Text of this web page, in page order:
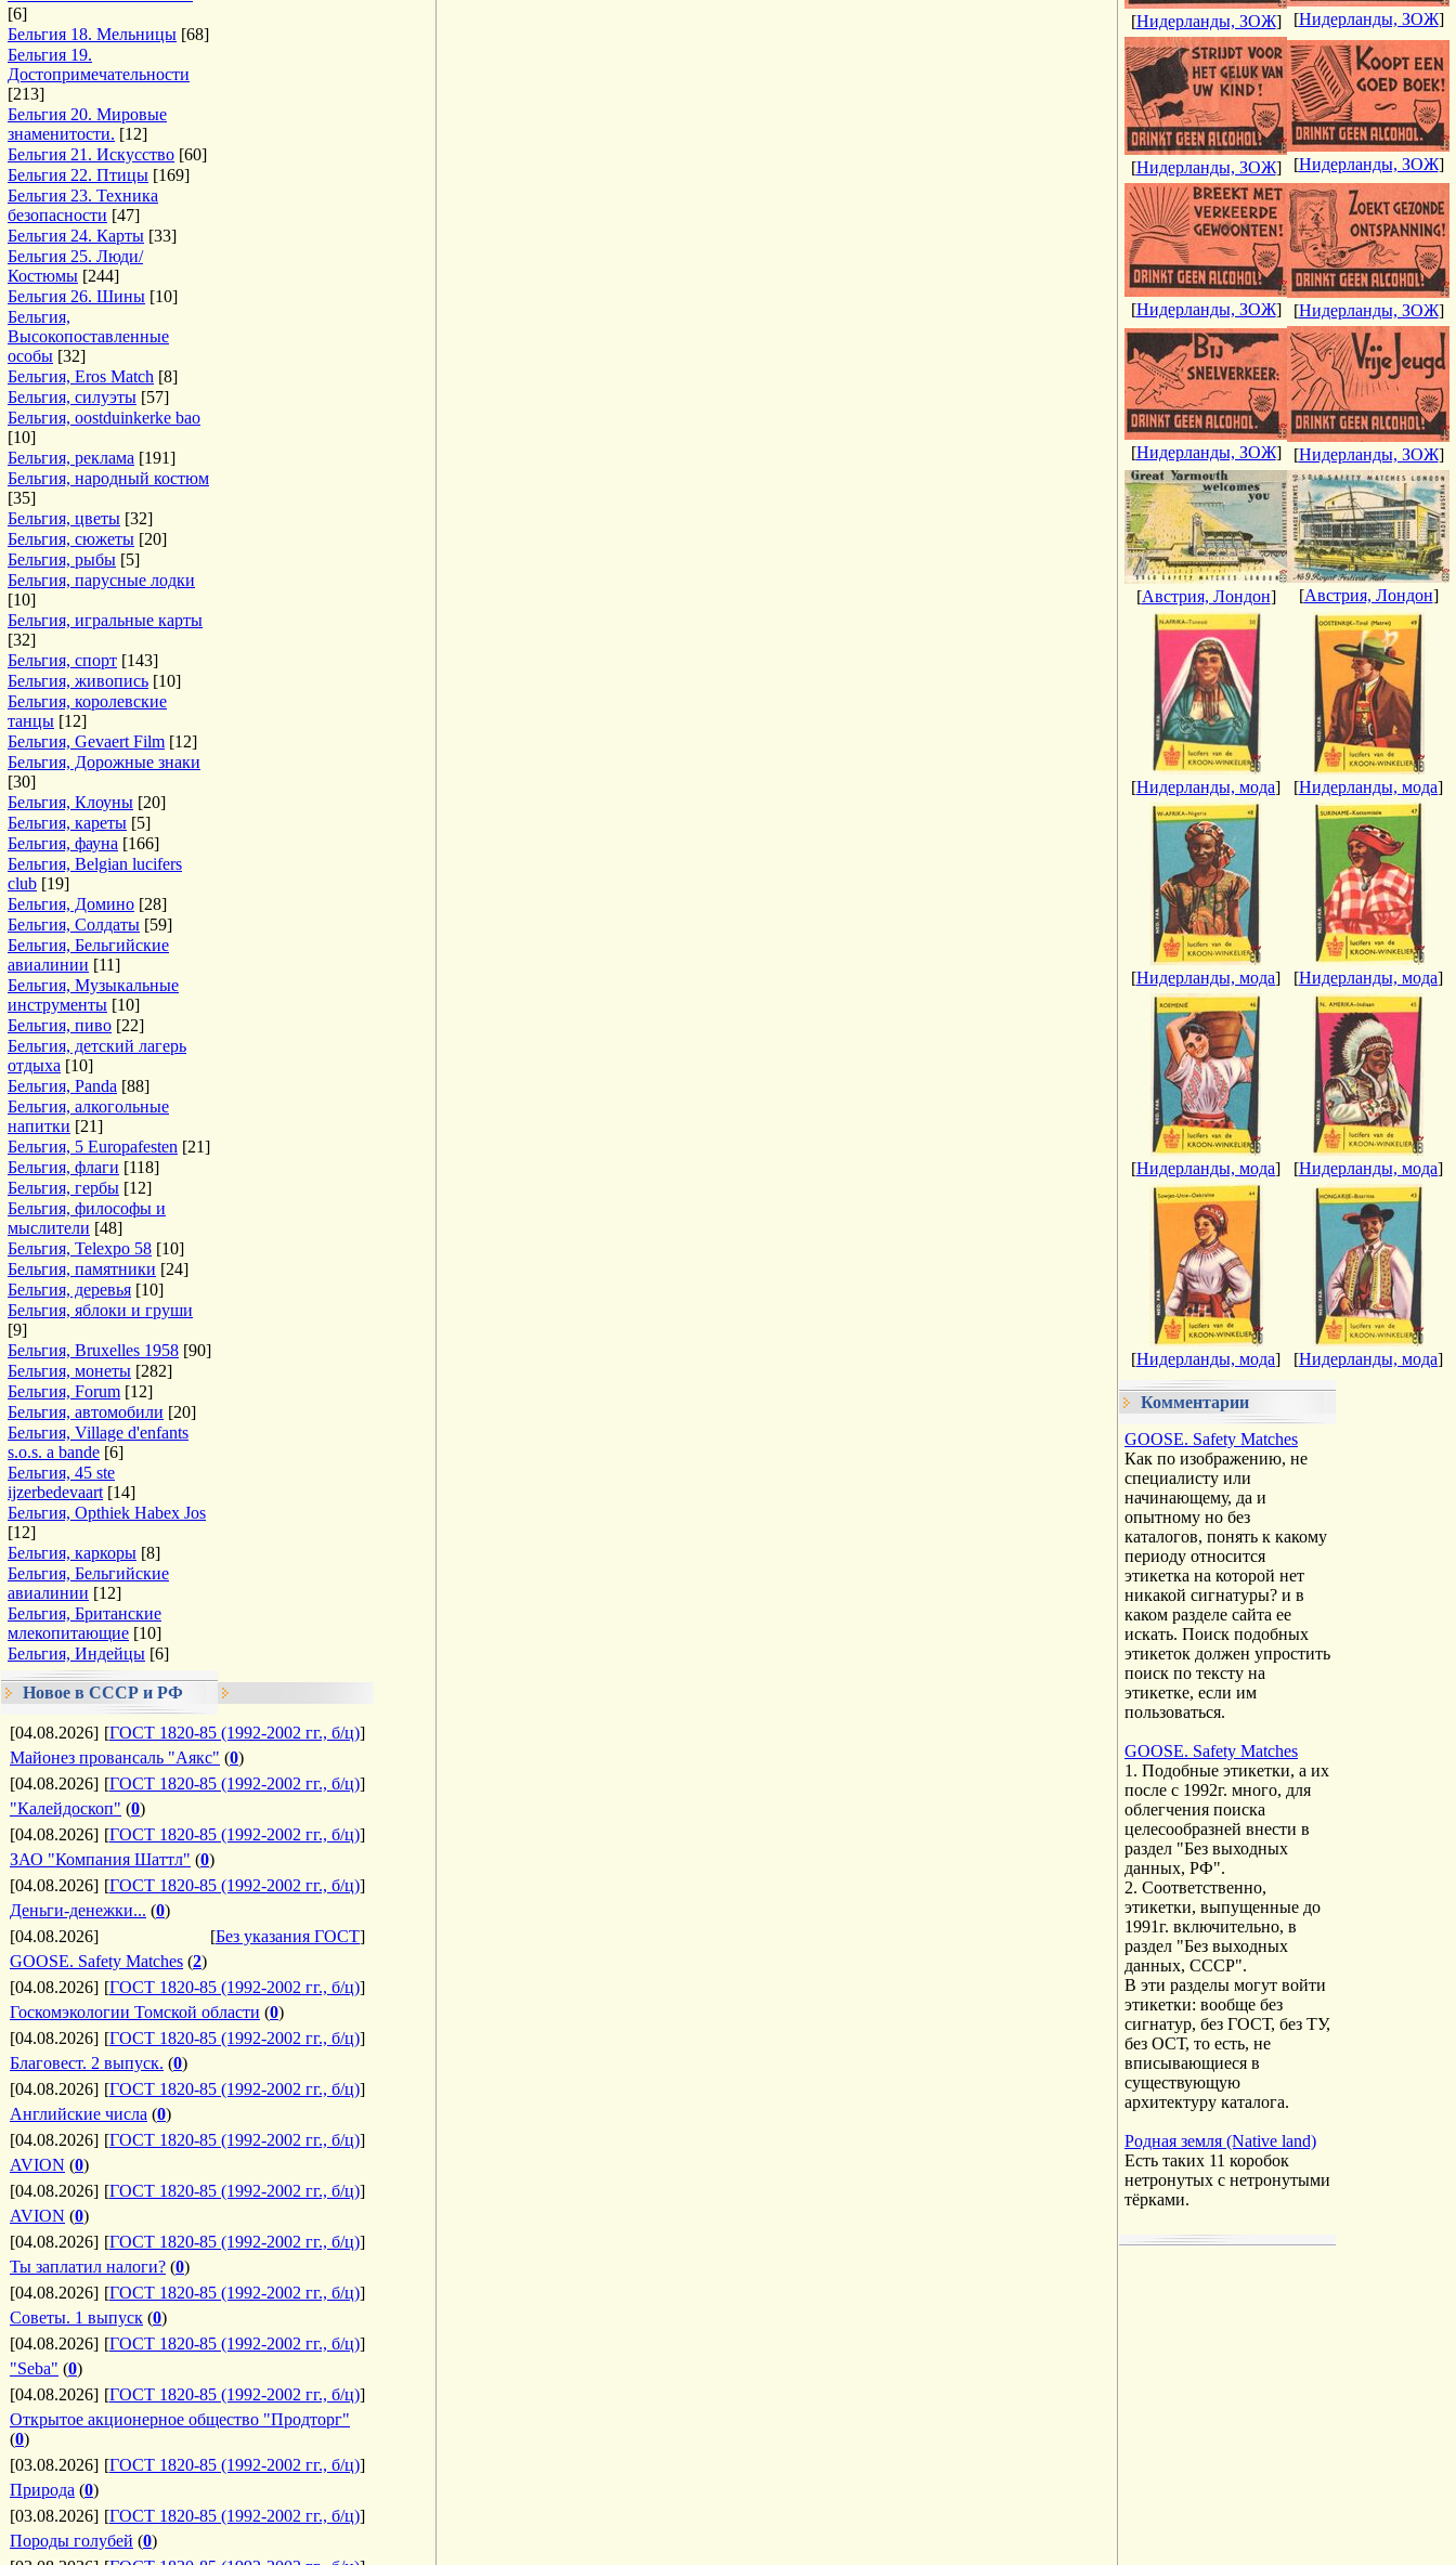
[6]
Бельгия 18. Мельницы [68]
Бельгия 19.
Достопримечательности
[213]
Бельгия 20. Мировые
знаменитости. [12]
Бельгия 21. Искусство [60]
Бельгия 22. Птицы [169]
Бельгия 23. Техника
безопасности [47]
Бельгия 24. Карты [33]
Бельгия 25. Люди/
Костюмы [244]
Бельгия 26. Шины [10]
Бельгия,
Высокопоставленные
особы [32]
Бельгия, Eros Match [8]
Бельгия, силуэты [57]
Бельгия, oostduinkerke bao
[10]
Бельгия, реклама [191]
Бельгия, народный костюм
[35]
Бельгия, цветы [32]
Бельгия, сюжеты [20]
Бельгия, рыбы [5]
Бельгия, парусные лодки
[10]
Бельгия, игральные карты
[32]
Бельгия, спорт [143]
Бельгия, живопись [10]
Бельгия, королевские
танцы [12]
Бельгия, Gevaert Film [12]
Бельгия, Дорожные знаки
[30]
Бельгия, Клоуны [20]
Бельгия, кареты [5]
Бельгия, фауна [166]
Бельгия, Belgian lucifers
club [19]
Бельгия, Домино [28]
Бельгия, Солдаты [59]
Бельгия, Бельгийские
авиалинии [11]
Бельгия, Музыкальные
инструменты [10]
Бельгия, пиво [22]
Бельгия, детский лагерь
отдыха [10]
Бельгия, Panda [88]
Бельгия, алкогольные
напитки [21]
Бельгия, 5 Europafesten [21]
Бельгия, флаги [118]
Бельгия, гербы [12]
Бельгия, философы и
мыслители [48]
Бельгия, Telexpo 58 [10]
Бельгия, памятники [24]
Бельгия, деревья [10]
Бельгия, яблоки и груши
[9]
Бельгия, Bruxelles 1958 [90]
Бельгия, монеты [282]
Бельгия, Forum [12]
Бельгия, автомобили [20]
Бельгия, Village d'enfants
s.o.s. a bande [6]
Бельгия, 45 ste
ijzerbedevaart [14]
Бельгия, Opthiek Habex Jos
[12]
Бельгия, каркоры [8]
Бельгия, Бельгийские
авиалинии [12]
Бельгия, Британские
млекопитающие [10]
Бельгия, Индейцы [6]
Новое в СССР и РФ
[04.08.2026] [ГОСТ 1820-85 (1992-2002 гг., б/ц)]
Майонез провансаль "Аякс" (0)
[04.08.2026] [ГОСТ 1820-85 (1992-2002 гг., б/ц)]
"Калейдоскоп" (0)
[04.08.2026] [ГОСТ 1820-85 (1992-2002 гг., б/ц)]
ЗАО "Компания Шаттл" (0)
[04.08.2026] [ГОСТ 1820-85 (1992-2002 гг., б/ц)]
Деньги-денежки... (0)
[04.08.2026]
[Без указания ГОСТ]
GOOSE. Safety Matches (2)
[04.08.2026] [ГОСТ 1820-85 (1992-2002 гг., б/ц)]
Госкомэкологии Томской области (0)
[04.08.2026] [ГОСТ 1820-85 (1992-2002 гг., б/ц)]
Благовест. 2 выпуск. (0)
[04.08.2026] [ГОСТ 1820-85 (1992-2002 гг., б/ц)]
Английские числа (0)
[04.08.2026] [ГОСТ 1820-85 (1992-2002 гг., б/ц)]
AVION (0)
[04.08.2026] [ГОСТ 1820-85 (1992-2002 гг., б/ц)]
AVION (0)
[04.08.2026] [ГОСТ 1820-85 (1992-2002 гг., б/ц)]
Ты заплатил налоги? (0)
[04.08.2026] [ГОСТ 1820-85 (1992-2002 гг., б/ц)]
Советы. 1 выпуск (0)
[04.08.2026] [ГОСТ 1820-85 (1992-2002 гг., б/ц)]
"Seba" (0)
[04.08.2026] [ГОСТ 1820-85 (1992-2002 гг., б/ц)]
Открытое акционерное общество "Продторг"
(0)
[03.08.2026] [ГОСТ 1820-85 (1992-2002 гг., б/ц)]
Природа (0)
[03.08.2026] [ГОСТ 1820-85 (1992-2002 гг., б/ц)]
Породы голубей (0)
[Нидерланды, ЗОЖ] [Нидерланды, ЗОЖ]
[Нидерланды, ЗОЖ] [Нидерланды, ЗОЖ]
[Нидерланды, ЗОЖ] [Нидерланды, ЗОЖ]
[Нидерланды, ЗОЖ] [Нидерланды, ЗОЖ]
[Австрия, Лондон] [Австрия, Лондон]
[Нидерланды, мода] [Нидерланды, мода]
[Нидерланды, мода] [Нидерланды, мода]
[Нидерланды, мода] [Нидерланды, мода]
[Нидерланды, мода] [Нидерланды, мода]
Комментарии
GOOSE. Safety Matches
Как по изображению, не
специалисту или
начинающему, да и
опытному но без
каталогов, понять к какому
периоду относится
этикетка на которой нет
никакой сигнатуры? и в
каком разделе сайта ее
искать. Поиск подобных
этикеток должен упростить
поиск по тексту на
этикетке, если им
пользоваться.
GOOSE. Safety Matches
1. Подобные этикетки, а их
после с 1992г. много, для
облегчения поиска
целесообразней внести в
раздел "Без выходных
данных, РФ".
2. Соответственно,
этикетки, выпущенные до
1991г. включительно, в
раздел "Без выходных
данных, СССР".
В эти разделы могут войти
этикетки: вообще без
сигнатур, без ГОСТ, без ТУ,
без ОСТ, то есть, не
вписывающиеся в
существующую
архитектуру каталога.
Родная земля (Native land)
Есть таких 11 коробок
нетронутых с нетронутыми
тёрками.